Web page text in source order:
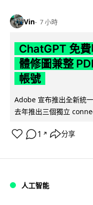
Vin 7 小時
ChatGPT 免
體修圖兼整
帳號
Adobe 宣布推出全新統
去年推出三個獨立
1 ↗ 分享
人工智能